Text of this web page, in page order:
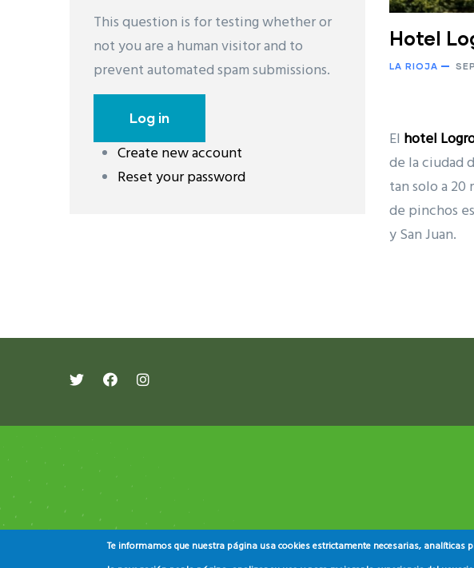
Hotel
LA RIOJA
El hotel
de la ciudad
tan solo a 20
de pinchos
y San Juan.
This question is for testing whether or
not you are a human visitor and to
prevent automated spam submissions.
Create new account
Reset your password
Te informamos que nuestra página usa cookies estrictamente necesarias, analíticas